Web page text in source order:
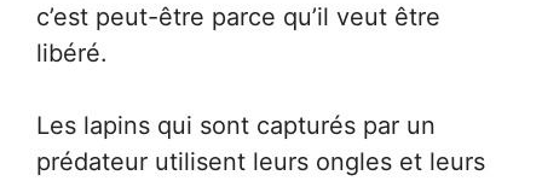
c’est peut-être parce qu’il veut être
libéré.
Les lapins qui sont capturés par un
prédateur utilisent leurs ongles et leurs